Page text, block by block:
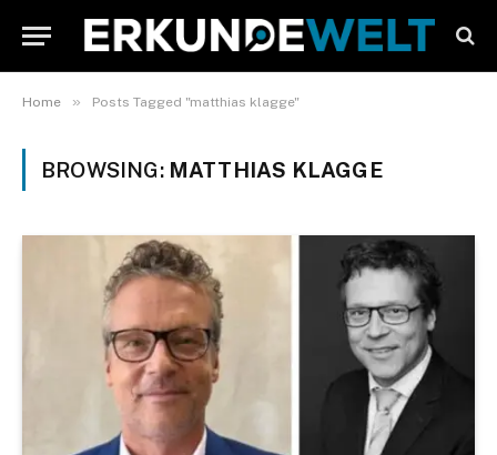
Home » Posts Tagged "matthias klagge"
BROWSING: MATTHIAS KLAGGE